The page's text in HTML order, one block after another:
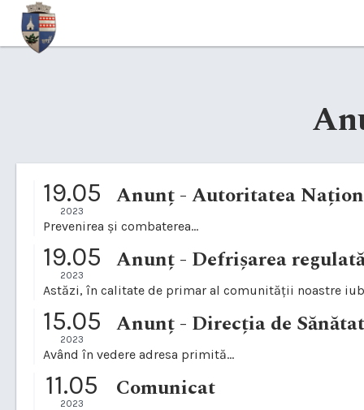
19.05
2023
Anunț - Autoritatea
Prevenirea și combaterea...
19.05
2023
Anunț - Defrișarea
Astăzi, în calitate de primar al comunității noastre
15.05
2023
Anunț - Direcția de
Având în vedere adresa primită...
11.05
2023
Comunicat